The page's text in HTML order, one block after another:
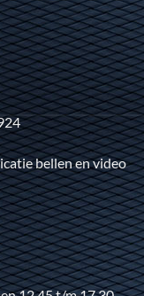
bellen en video